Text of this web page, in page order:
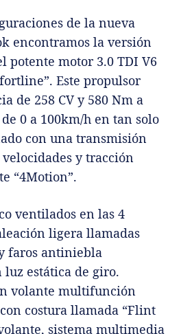
de la nueva
encontramos la versión
potente motor 3.0 TDI V6
Este propulsor
de 258 CV y 580 Nm a
0 a 100km/h en tan solo
con una transmisión
y tracción
“4Motion”.
ventilados en las 4
ligera llamadas
faros antiniebla
luz estática de giro.
volante multifunción
costura llamada “Flint
sistema multimedia